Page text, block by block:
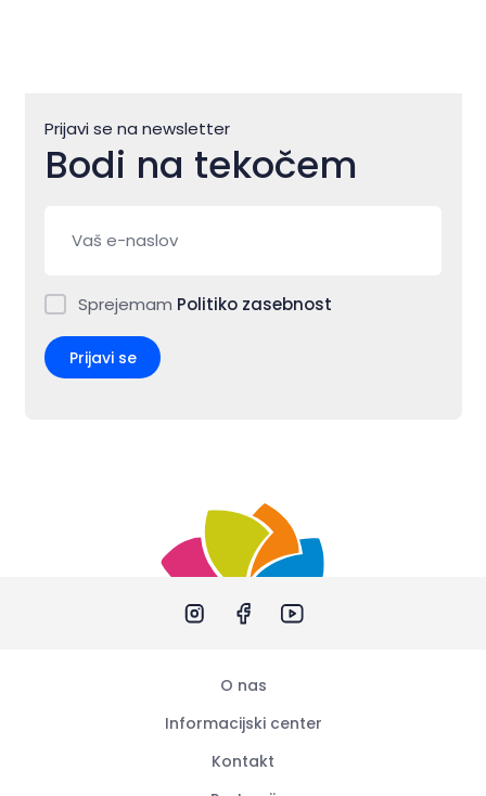
Prijavi se na newsletter
Bodi na tekočem
Sprejemam Politiko zasebnost
Prijavi se
O nas
Informacijski center
Kontakt